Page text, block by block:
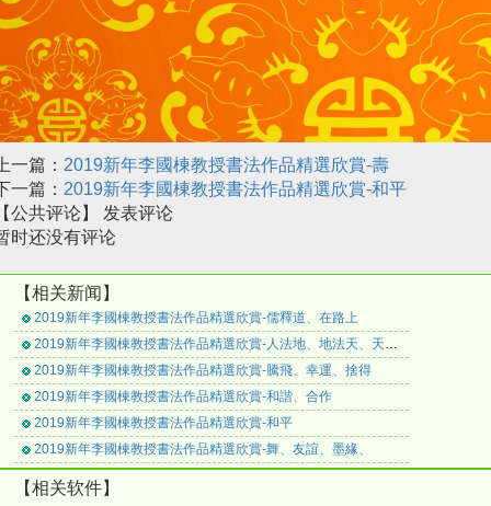
一篇： 2019新年李國棟教授書法作品精選欣賞-壽
一篇： 2019新年李國棟教授書法作品精選欣賞-和平
公共评论】
发表评论
时还没有评论
【相关新闻】
2019新年李國棟教授書法作品精選欣賞-儒釋道、在路上
2019新年李國棟教授書法作品精選欣賞-人法地、地法天、天法道
2019新年李國棟教授書法作品精選欣賞-騰飛、幸運、捨得
2019新年李國棟教授書法作品精選欣賞-和諧、合作
2019新年李國棟教授書法作品精選欣賞-和平
2019新年李國棟教授書法作品精選欣賞-舞、友誼、墨緣、
2019新年李國棟教授書法作品精選欣賞-壽
【相关软件】